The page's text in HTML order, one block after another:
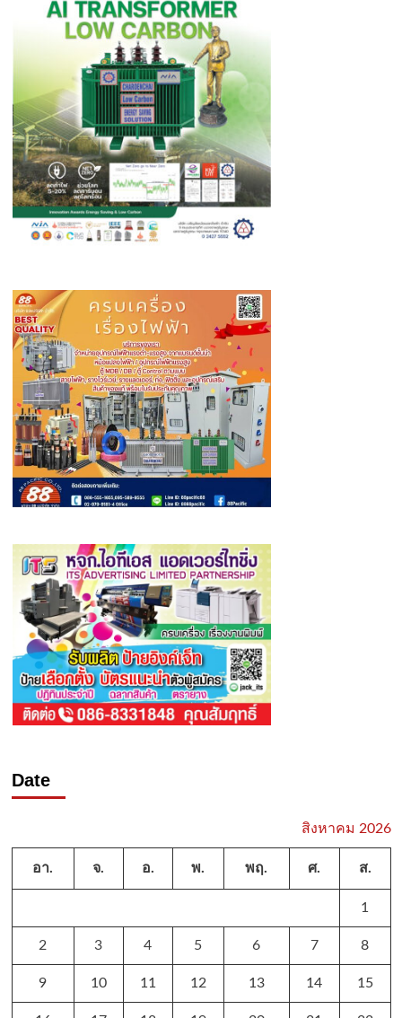
Date
สิงหาคม 2026
อา. จ. อ. พ. พฤ. ศ. ส.
1
2 3 4 5 6 7 8
9 10 11 12 13 14 15